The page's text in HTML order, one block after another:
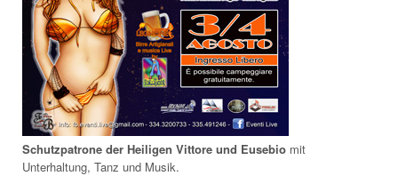
Schutzpatrone der Heiligen Vittore und Eusebio mit
Unterhaltung, Tanz und Musik.